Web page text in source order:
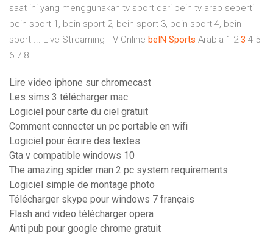
saat ini yang menggunakan tv sport dari bein tv arab seperti
bein sport 1, bein sport 2, bein sport 3, bein sport 4, bein
sport ... Live Streaming TV Online beIN Sports Arabia 1 23 4 5
6 7 8
Lire video iphone sur chromecast
Les sims 3 télécharger mac
Logiciel pour carte du ciel gratuit
Comment connecter un pc portable en wifi
Logiciel pour écrire des textes
Gta v compatible windows 10
The amazing spider man 2 pc system requirements
Logiciel simple de montage photo
Télécharger skype pour windows 7 français
Flash and video télécharger opera
Anti pub pour google chrome gratuit